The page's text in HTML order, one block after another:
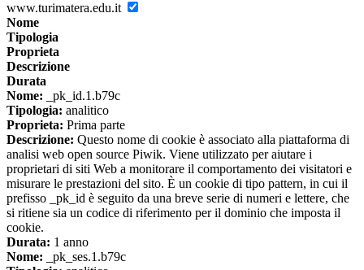
www.turimatera.edu.it
Nome
Tipologia
Proprieta
Descrizione
Durata
Nome: _pk_id.1.b79c
Tipologia: analitico
Proprieta: Prima parte
Descrizione: Questo nome di cookie è associato alla piattaforma di
analisi web open source Piwik. Viene utilizzato per aiutare i
proprietari di siti Web a monitorare il comportamento dei visitatori e
misurare le prestazioni del sito. È un cookie di tipo pattern, in cui il
prefisso _pk_id è seguito da una breve serie di numeri e lettere, che
si ritiene sia un codice di riferimento per il dominio che imposta il
cookie.
Durata: 1 anno
Nome: _pk_ses.1.b79c